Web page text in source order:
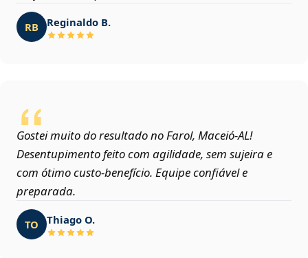
RB Reginaldo B.
Gostei muito do resultado no Farol, Maceió‑AL!
Desentupimento feito com agilidade, sem sujeira e
com ótimo custo-benefício. Equipe confiável e
preparada.
TO Thiago O.